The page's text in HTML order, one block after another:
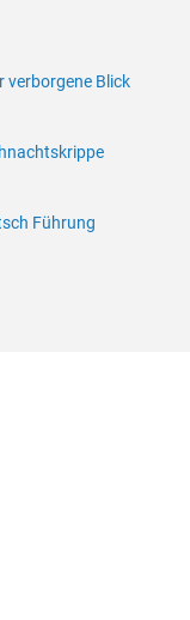
verborgene Blick
Führung